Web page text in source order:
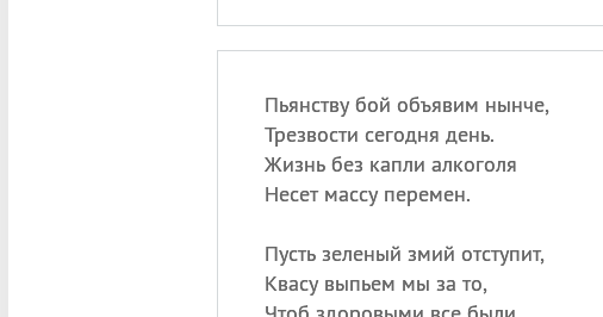
Пьянству бой объявим нынче,
Трезвости сегодня день.
Жизнь без капли алкоголя
Несет массу перемен.
Пусть зеленый змий отступит,
Квасу выпьем мы за то,